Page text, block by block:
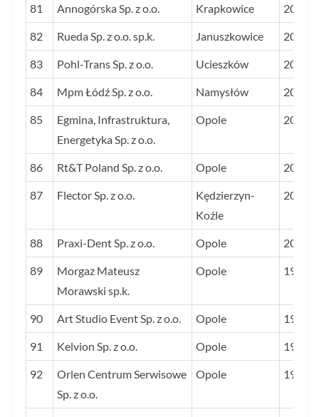
81 Annogórska Sp. z o.o. Krapkowice 208
82 Rueda Sp. z o.o. sp.k. Januszkowice 205
83 Pohl-Trans Sp. z o.o. Ucieszków 204
84 Mpm Łódź Sp. z o.o. Namysłów 203
85
Egmina, Infrastruktura,
Energetyka Sp. z o.o.
Opole 203
86 Rt&T Poland Sp. z o.o. Opole 203
87 Flector Sp. z o.o.
Kędzierzyn-
Koźle
202
88 Praxi-Dent Sp. z o.o. Opole 200
89
Morgaz Mateusz
Morawski sp.k.
Opole 197
90 Art Studio Event Sp. z o.o. Opole 196
91 Kelvion Sp. z o.o. Opole 196
92
Orlen Centrum Serwisowe
Sp. z o.o.
Opole 195